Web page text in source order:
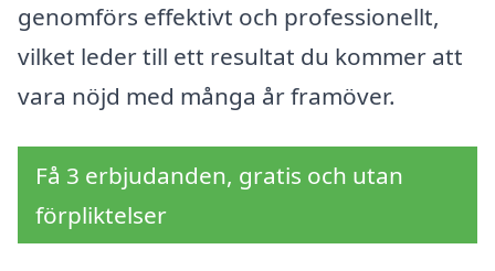
genomförs effektivt och professionellt,
vilket leder till ett resultat du kommer att
vara nöjd med många år framöver.
Få 3 erbjudanden, gratis och utan
förpliktelser